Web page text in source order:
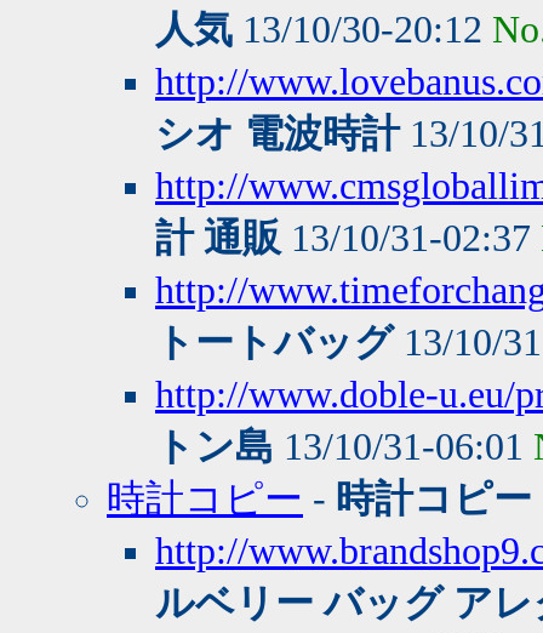
人気 13/10/30-20:12
http://
シオ 電波時計13/10/
http://
計 通販 13/10/31-02:37
http://
トートバッグ13/10/
http://www.doble-u.eu/
トン島 13/10/31-06:01
時計コピー - 時計コピー
http://
ルベリー バッグ ア